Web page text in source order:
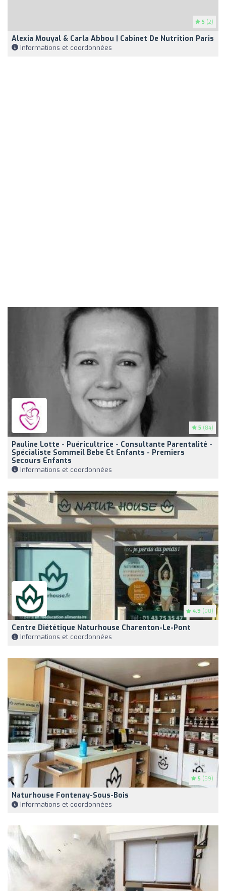
5 (2)
Alexia Mouyal & Carla Abbou | Cabinet De Nutrition Paris
Informations et coordonnées
5 (84)
Pauline Lotte - Puéricultrice - Consultante Parentalité -
Spécialiste Sommeil Bebe Et Enfants - Premiers
Secours Enfants
Informations et coordonnées
4.9 (90)
Centre Diététique Naturhouse Charenton-Le-Pont
Informations et coordonnées
5 (59)
Naturhouse Fontenay-Sous-Bois
Informations et coordonnées